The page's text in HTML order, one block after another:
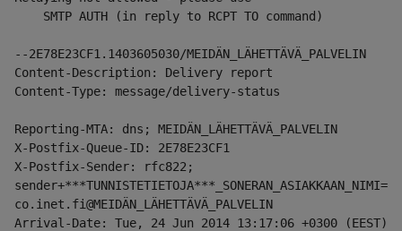
    SMTP AUTH (in reply to RCPT TO command)
--2E78E23CF1.1403605030/MEIDÄN_LÄHETTÄVÄ_PALVELIN
Content-Description: Delivery report
Content-Type: message/delivery-status
Reporting-MTA: dns; MEIDÄN_LÄHETTÄVÄ_PALVELIN
X-Postfix-Queue-ID: 2E78E23CF1
X-Postfix-Sender: rfc822;
sender+***TUNNISTETIETOJA***_SONERAN_ASIAKKAAN_NIMI=
co.inet.fi@MEIDÄN_LÄHETTÄVÄ_PALVELIN
Arrival-Date: Tue, 24 Jun 2014 13:17:06 +0300 (EEST)